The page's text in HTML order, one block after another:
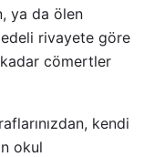
ya da ölen
rivayete göre
cömertler
kendi
okul